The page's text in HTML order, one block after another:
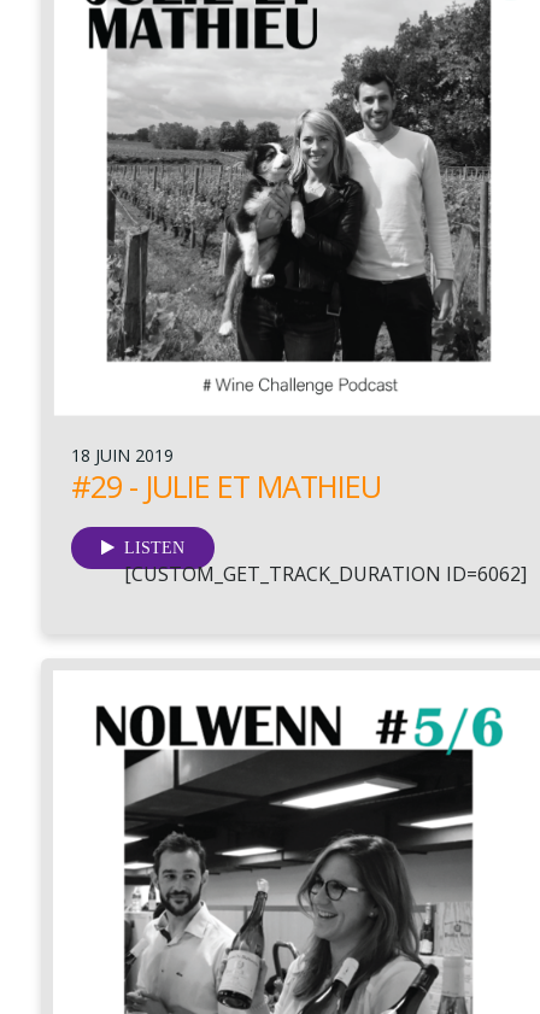
18 JUIN 2019
#29 - JULIE ET MATHIEU
LISTEN
[CUSTOM_GET_TRACK_DURATION ID=6062]